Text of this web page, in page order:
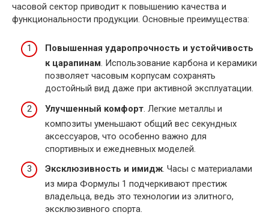
часовой сектор приводит к повышению качества и
функциональности продукции. Основные преимущества:
Повышенная ударопрочность и устойчивость
к царапинам. Использование карбона и керамики
позволяет часовым корпусам сохранять
достойный вид даже при активной эксплуатации.
Улучшенный комфорт . Легкие металлы и
композиты уменьшают общий вес секундных
аксессуаров, что особенно важно для
спортивных и ежедневных моделей.
Эксклюзивность и имидж. Часы с материалами
из мира Формулы 1 подчеркивают престиж
владельца, ведь это технологии из элитного,
эксклюзивного спорта.